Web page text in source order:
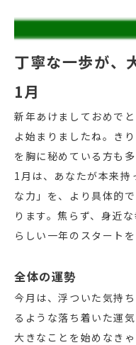
丁寧な一歩が、
1月
新年あけましておめで
よ始まりましたね。き
を胸に秘めている方も
1月は、あなたが本来持
な力」を、より具体的
ります。焦らず、身近
らしい一年のスタート
全体の運勢
今月は、浮ついた気持
るような落ち着いた運
大きなことを始めなき